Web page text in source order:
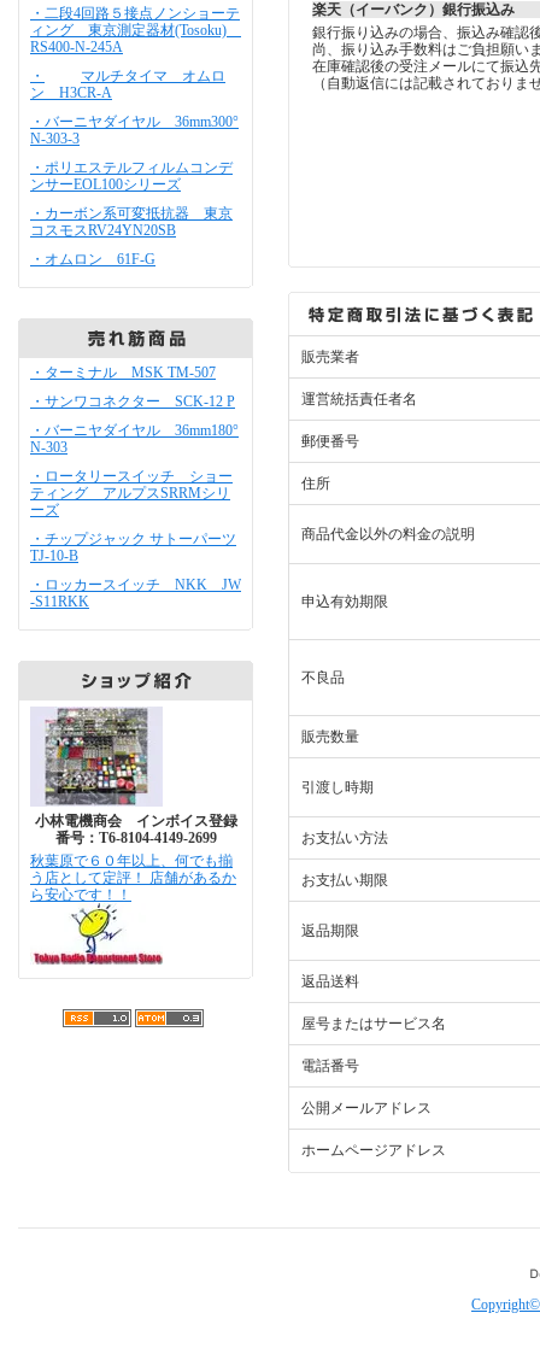
・二段4回路５接点ノンショーテ
ィング 東京測定器材(Tosoku)
RS400-N-245A
・
マルチタイマ オムロ
ン H3CR-A
・バーニヤダイヤル 36mm300°
N-303-3
・ポリエステルフィルムコンデ
ンサーEOL100シリーズ
・カーボン系可変抵抗器 東京
コスモスRV24YN20SB
・オムロン 61F-G
・ターミナル MSK TM-507
・サンワコネクター SCK-12 P
・バーニヤダイヤル 36mm180°
N-303
・ロータリースイッチ ショー
ティング アルプスSRRMシリ
ーズ
・チップジャック サトーパーツ
TJ-10-B
・ロッカースイッチ NKK JW
-S11RKK
小林電機商会 インボイス登録
番号：T6-8104-4149-2699
秋葉原で６０年以上、何でも揃
う店として定評！ 店舗があるか
ら安心です！！
楽天（イーバンク）銀行振込み
銀行振り込みの場合、振込み確認
尚、振り込み手数料はご負担願い
在庫確認後の受注メールにて振込
（自動返信には記載されておりま
販売業者
運営統括責任者名
郵便番号
住所
商品代金以外の料金の説明
申込有効期限
不良品
販売数量
引渡し時期
お支払い方法
お支払い期限
返品期限
返品送料
屋号またはサービス名
電話番号
公開メールアドレス
ホームページアドレス
Copyright©